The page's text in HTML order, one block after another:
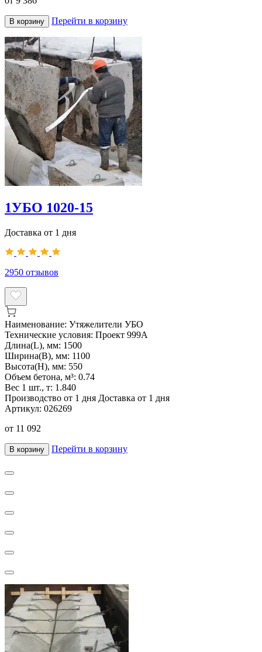
В корзину Перейти в корзину
1УБО 1020-15
Доставка от 1 дня
2950 отзывов
Наименование: Утяжелители УБО
Технические условия: Проект 999А
Длина(L), мм: 1500
Ширина(B), мм: 1100
Высота(H), мм: 550
Объем бетона, м³: 0.74
Вес 1 шт., т: 1.840
Производство от 1 дня Доставка от 1 дня
Артикул: 026269
от 11 092
В корзину Перейти в корзину